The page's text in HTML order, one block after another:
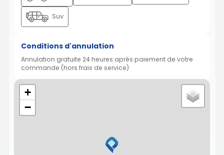
Suv
Conditions d'annulation
Annulation gratuite 24 heures après paiement de votre
commande (hors frais de service)
+
−